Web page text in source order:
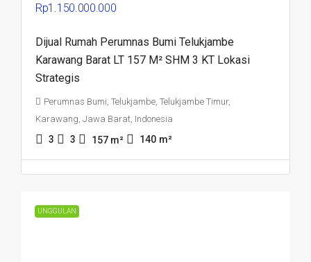
Rp1.150.000.000
Dijual Rumah Perumnas Bumi Telukjambe
Karawang Barat LT 157 M² SHM 3 KT Lokasi
Strategis
Perumnas Bumi, Telukjambe, Telukjambe Timur,
Karawang, Jawa Barat, Indonesia
3 3 157 m² 140 m²
UNGGULAN